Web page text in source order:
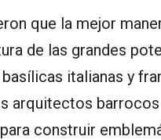
que la mejor
de las grandes
italianas y
arquitectos
construir